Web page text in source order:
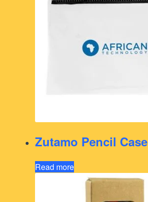
Zutamo Pencil Case
Read more